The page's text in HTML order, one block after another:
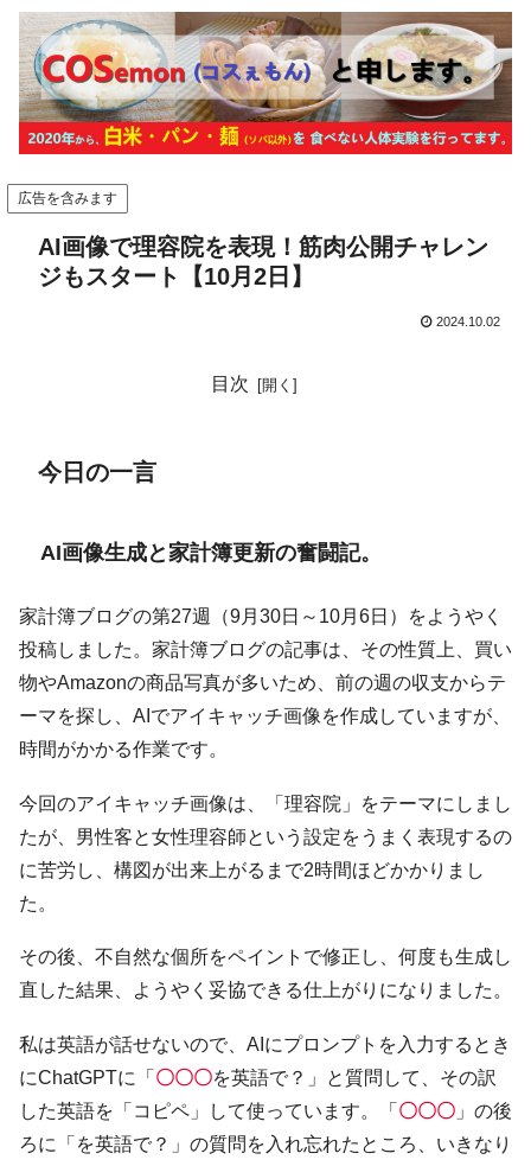
広告を含みます
AI画像で理容院を表現！筋肉公開チャレン
ジもスタート【10月2日】
2024.10.02
目次
今日の一言
AI画像生成と家計簿更新の奮闘記。
家計簿ブログの第27週（9月30日～10月6日）をようやく
投稿しました。家計簿ブログの記事は、その性質上、買い
物やAmazonの商品写真が多いため、前の週の収支からテ
ーマを探し、AIでアイキャッチ画像を作成していますが、
時間がかかる作業です。
今回のアイキャッチ画像は、「理容院」をテーマにしまし
たが、男性客と女性理容師という設定をうまく表現するの
に苦労し、構図が出来上がるまで2時間ほどかかりまし
た。
その後、不自然な個所をペイントで修正し、何度も生成し
直した結果、ようやく妥協できる仕上がりになりました。
私は英語が話せないので、AIにプロンプトを入力するとき
にChatGPTに「 〇〇〇を英語で？」と質問して、その訳
した英語を「コピペ」して使っています。「 〇〇〇 」の後
ろに「を英語で？」の質問を入れ忘れたところ、いきなり